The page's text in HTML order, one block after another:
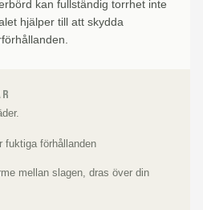
kan fullständig torrhet inte
hjälper till att skydda
fuktiga förhållanden
mellan slagen, dras över din